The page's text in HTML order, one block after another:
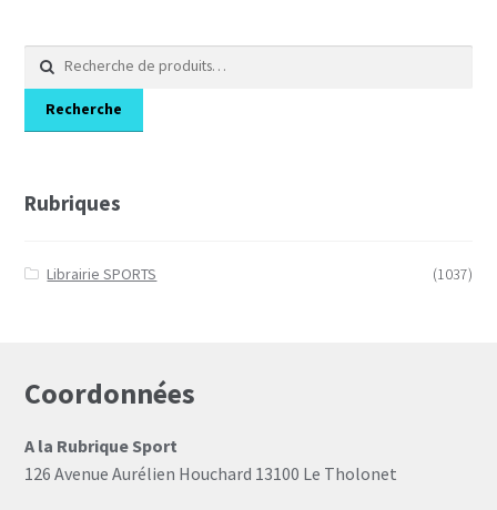
Recherche
pour :
Recherche
Rubriques
Librairie SPORTS (1037)
Coordonnées
A la Rubrique Sport
126 Avenue Aurélien Houchard 13100 Le Tholonet